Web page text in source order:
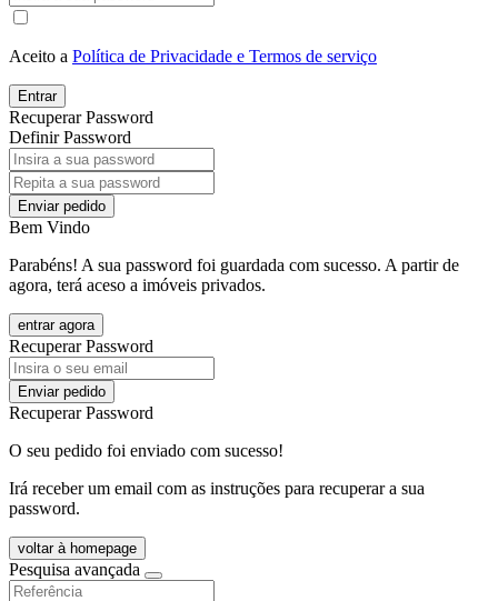
Aceito a Política de Privacidade e Termos de serviço
Entrar
Recuperar Password
Definir Password
Enviar pedido
Bem Vindo
Parabéns! A sua password foi guardada com sucesso. A partir de
agora, terá aceso a imóveis privados.
entrar agora
Recuperar Password
Enviar pedido
Recuperar Password
O seu pedido foi enviado com sucesso!
Irá receber um email com as instruções para recuperar a sua
password.
voltar à homepage
Pesquisa avançada